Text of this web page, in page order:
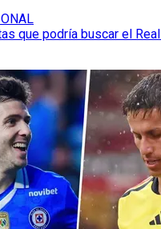
que podría buscar el